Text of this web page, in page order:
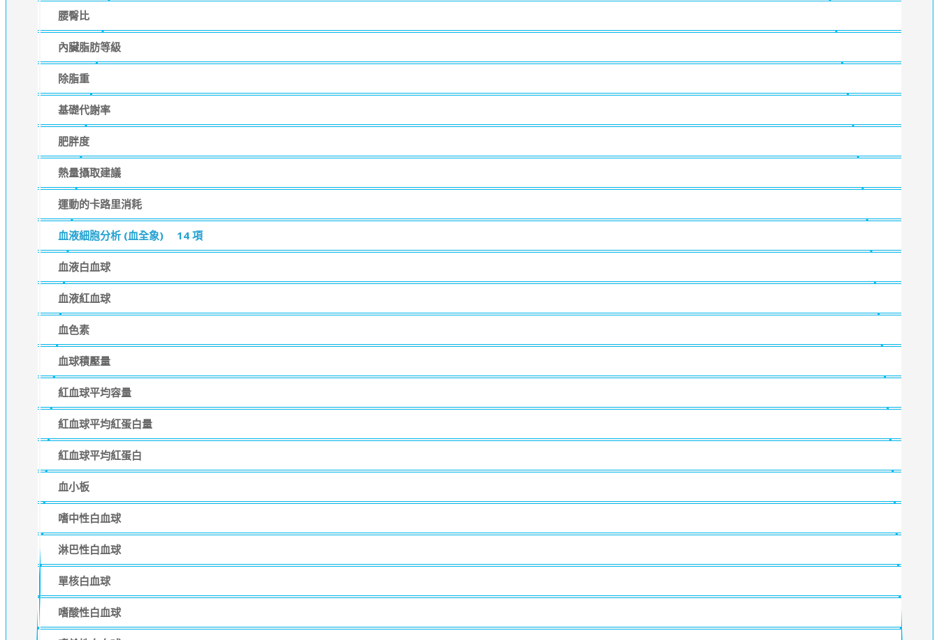
腰臀比
內臟脂肪等級
除脂重
基礎代謝率
肥胖度
熱量攝取建議
運動的卡路里消耗
血液細胞分析 (血全象) 14 項
血液白血球
血液紅血球
血色素
血球積壓量
紅血球平均容量
紅血球平均紅蛋白量
紅血球平均紅蛋白
血小板
嗜中性白血球
淋巴性白血球
單核白血球
嗜酸性白血球